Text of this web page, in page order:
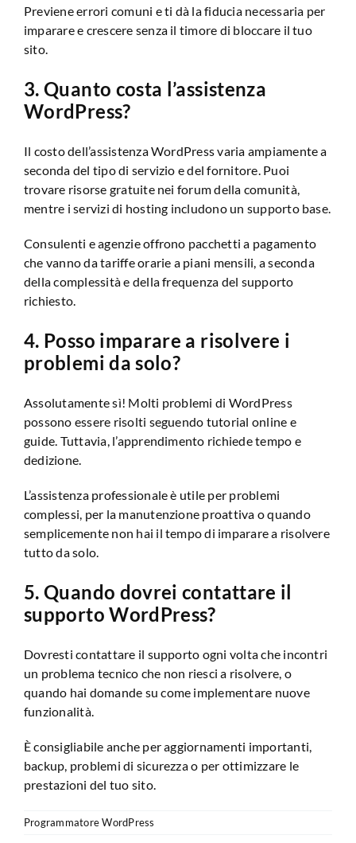
Previene errori comuni e ti dà la fiducia necessaria per
imparare e crescere senza il timore di bloccare il tuo
sito.
3. Quanto costa l’assistenza
WordPress?
Il costo dell’assistenza WordPress varia ampiamente a
seconda del tipo di servizio e del fornitore. Puoi
trovare risorse gratuite nei forum della comunità,
mentre i servizi di hosting includono un supporto base.
Consulenti e agenzie offrono pacchetti a pagamento
che vanno da tariffe orarie a piani mensili, a seconda
della complessità e della frequenza del supporto
richiesto.
4. Posso imparare a risolvere i
problemi da solo?
Assolutamente sì! Molti problemi di WordPress
possono essere risolti seguendo tutorial online e
guide. Tuttavia, l’apprendimento richiede tempo e
dedizione.
L’assistenza professionale è utile per problemi
complessi, per la manutenzione proattiva o quando
semplicemente non hai il tempo di imparare a risolvere
tutto da solo.
5. Quando dovrei contattare il
supporto WordPress?
Dovresti contattare il supporto ogni volta che incontri
un problema tecnico che non riesci a risolvere, o
quando hai domande su come implementare nuove
funzionalità.
È consigliabile anche per aggiornamenti importanti,
backup, problemi di sicurezza o per ottimizzare le
prestazioni del tuo sito.
Programmatore WordPress